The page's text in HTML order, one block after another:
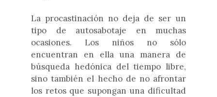
La procastinación no deja de ser un
tipo de autosabotaje en muchas
ocasiones. Los niños no sólo
encuentran en ella una manera de
búsqueda hedónica del tiempo libre,
sino también el hecho de no afrontar
los retos que supongan una dificultad